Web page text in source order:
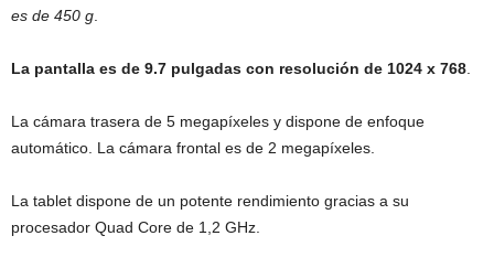
es de 450 g.
La pantalla es de 9.7 pulgadas con resolución de 1024 x 768.
La cámara trasera de 5 megapíxeles y dispone de enfoque
automático. La cámara frontal es de 2 megapíxeles.
La tablet dispone de un potente rendimiento gracias a su
procesador Quad Core de 1,2 GHz.